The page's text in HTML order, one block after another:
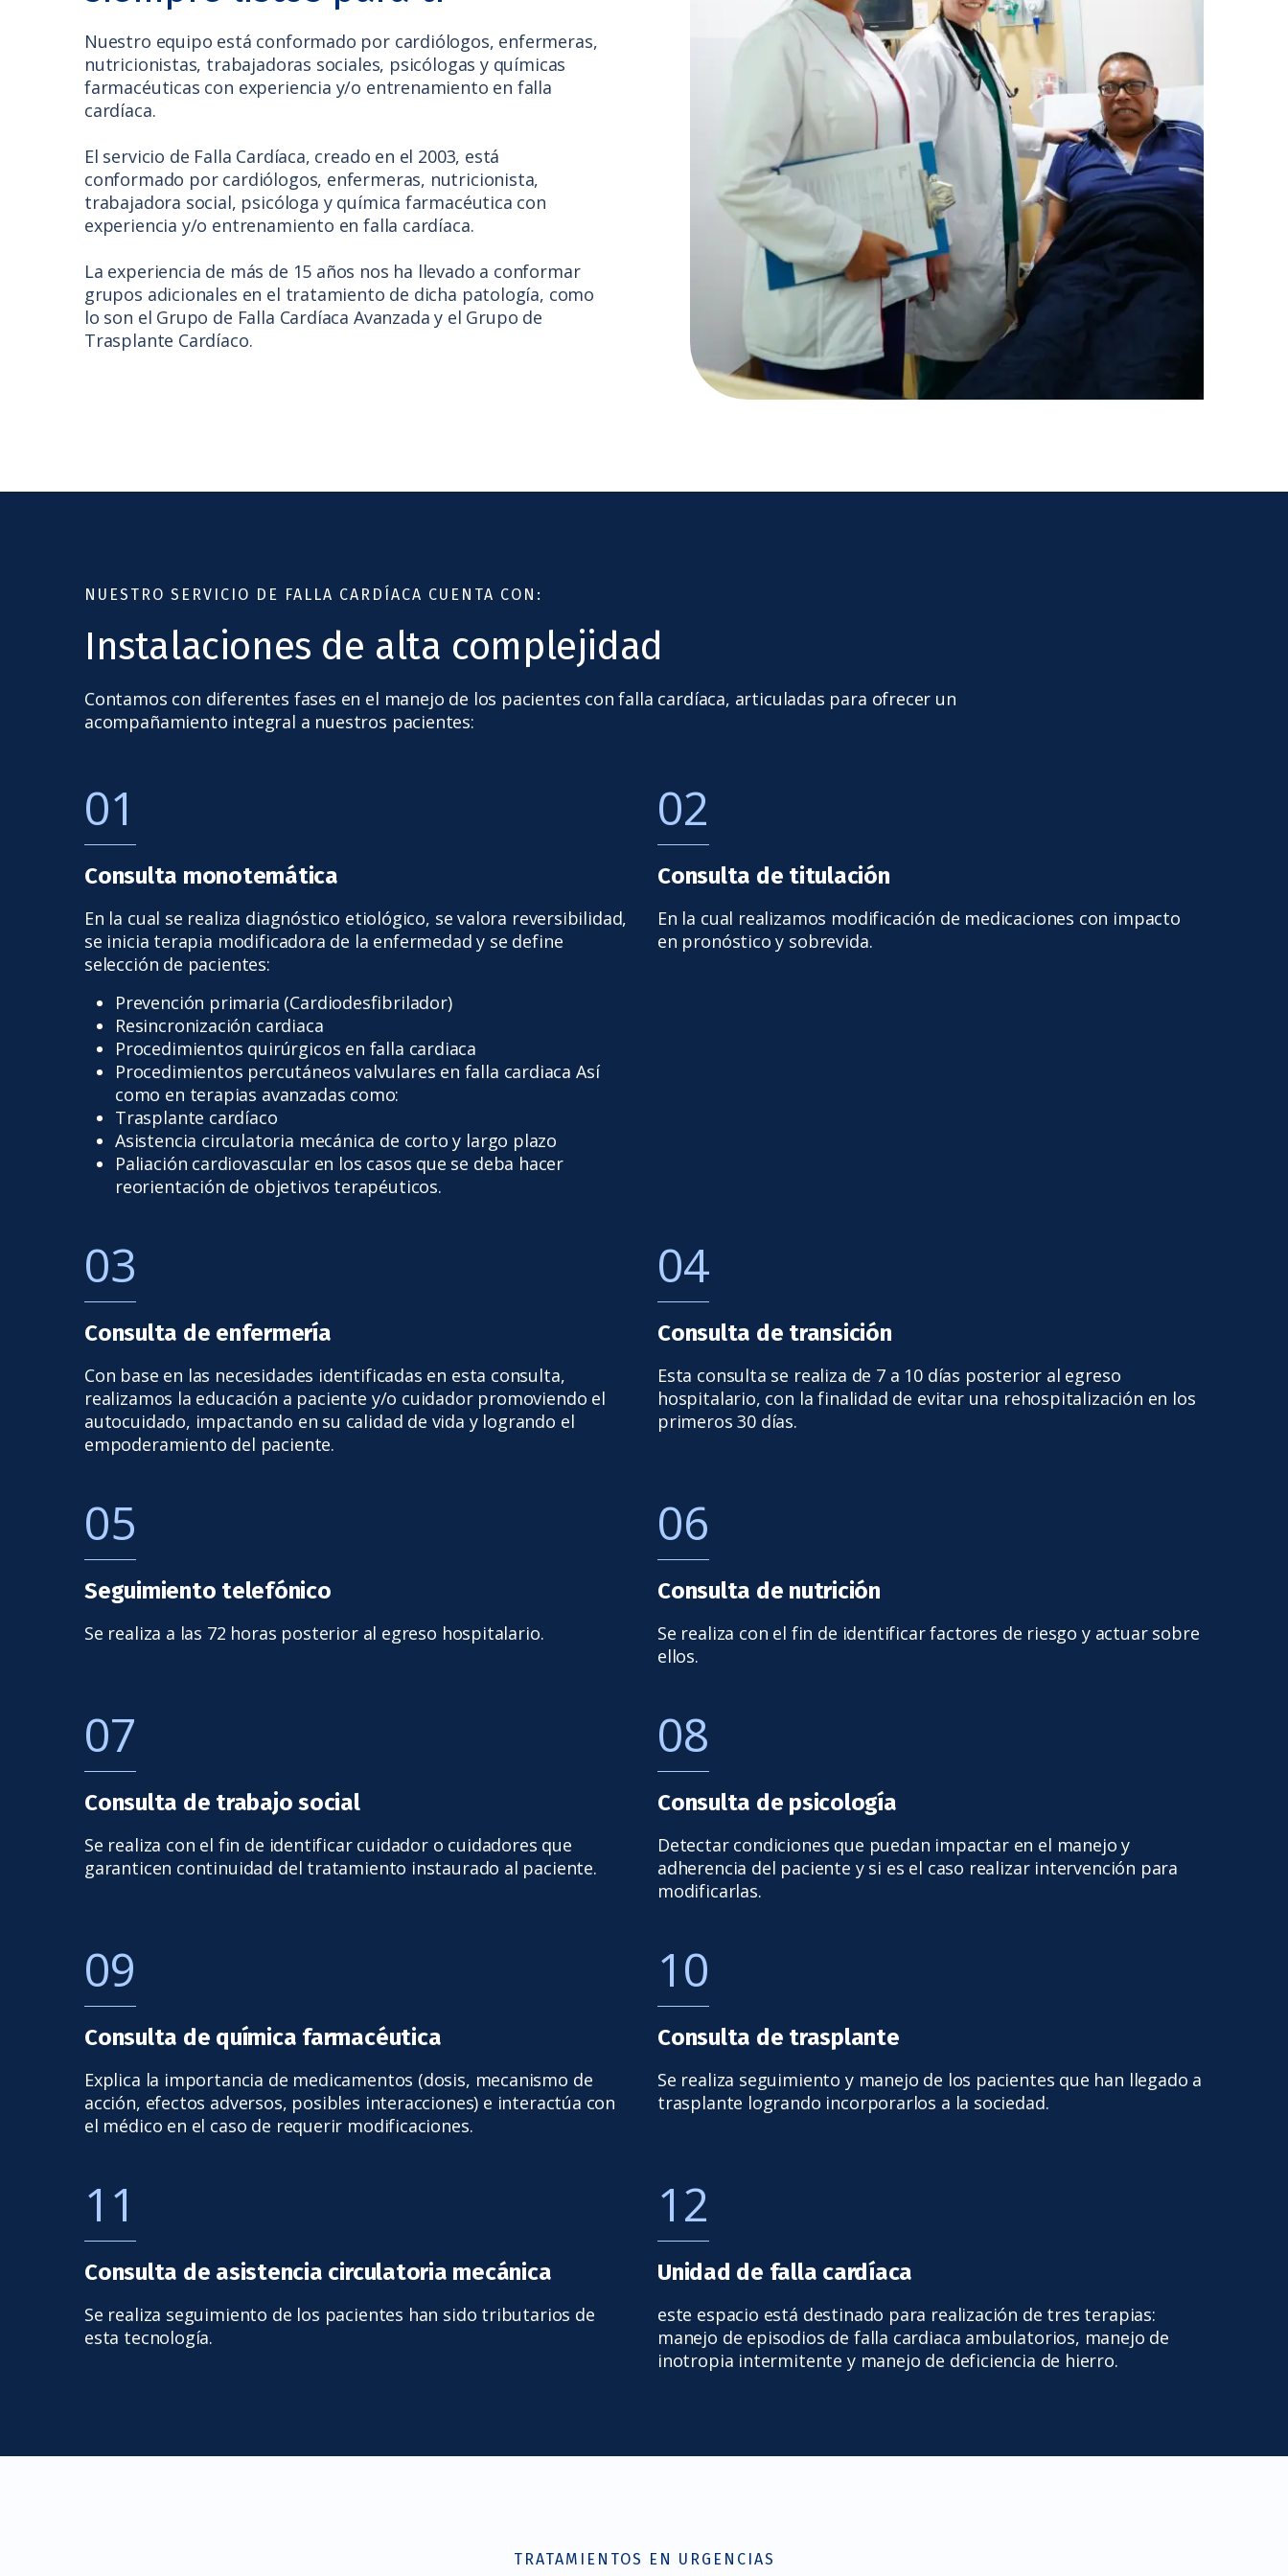
Nuestro equipo está conformado por cardiólogos, enfermeras,
nutricionistas, trabajadoras sociales, psicólogas y químicas
farmacéuticas con experiencia y/o entrenamiento en falla
cardíaca.
El servicio de Falla Cardíaca, creado en el 2003, está
conformado por cardiólogos, enfermeras, nutricionista,
trabajadora social, psicóloga y química farmacéutica con
experiencia y/o entrenamiento en falla cardíaca.
La experiencia de más de 15 años nos ha llevado a conformar
grupos adicionales en el tratamiento de dicha patología, como
lo son el Grupo de Falla Cardíaca Avanzada y el Grupo de
Trasplante Cardíaco.
NUESTRO SERVICIO DE FALLA CARDÍACA CUENTA CON:
Instalaciones de alta complejidad
Contamos con diferentes fases en el manejo de los pacientes con falla cardíaca, articuladas para ofrecer un
acompañamiento integral a nuestros pacientes:
01
Consulta monotemática
En la cual se realiza diagnóstico etiológico, se valora reversibilidad,
se inicia terapia modificadora de la enfermedad y se define
selección de pacientes:
Prevención primaria (Cardiodesfibrilador)
Resincronización cardiaca
Procedimientos quirúrgicos en falla cardiaca
Procedimientos percutáneos valvulares en falla cardiaca Así
como en terapias avanzadas como:
Trasplante cardíaco
Asistencia circulatoria mecánica de corto y largo plazo
Paliación cardiovascular en los casos que se deba hacer
reorientación de objetivos terapéuticos.
02
Consulta de titulación
En la cual realizamos modificación de medicaciones con impacto
en pronóstico y sobrevida.
03
Consulta de enfermería
Con base en las necesidades identificadas en esta consulta,
realizamos la educación a paciente y/o cuidador promoviendo el
autocuidado, impactando en su calidad de vida y logrando el
empoderamiento del paciente.
04
Consulta de transición
Esta consulta se realiza de 7 a 10 días posterior al egreso
hospitalario, con la finalidad de evitar una rehospitalización en los
primeros 30 días.
05
Seguimiento telefónico
Se realiza a las 72 horas posterior al egreso hospitalario.
06
Consulta de nutrición
Se realiza con el fin de identificar factores de riesgo y actuar sobre
ellos.
07
Consulta de trabajo social
Se realiza con el fin de identificar cuidador o cuidadores que
garanticen continuidad del tratamiento instaurado al paciente.
08
Consulta de psicología
Detectar condiciones que puedan impactar en el manejo y
adherencia del paciente y si es el caso realizar intervención para
modificarlas.
09
Consulta de química farmacéutica
Explica la importancia de medicamentos (dosis, mecanismo de
acción, efectos adversos, posibles interacciones) e interactúa con
el médico en el caso de requerir modificaciones.
10
Consulta de trasplante
Se realiza seguimiento y manejo de los pacientes que han llegado a
trasplante logrando incorporarlos a la sociedad.
11
Consulta de asistencia circulatoria mecánica
Se realiza seguimiento de los pacientes han sido tributarios de
esta tecnología.
12
Unidad de falla cardíaca
este espacio está destinado para realización de tres terapias:
manejo de episodios de falla cardiaca ambulatorios, manejo de
inotropia intermitente y manejo de deficiencia de hierro.
TRATAMIENTOS EN URGENCIAS